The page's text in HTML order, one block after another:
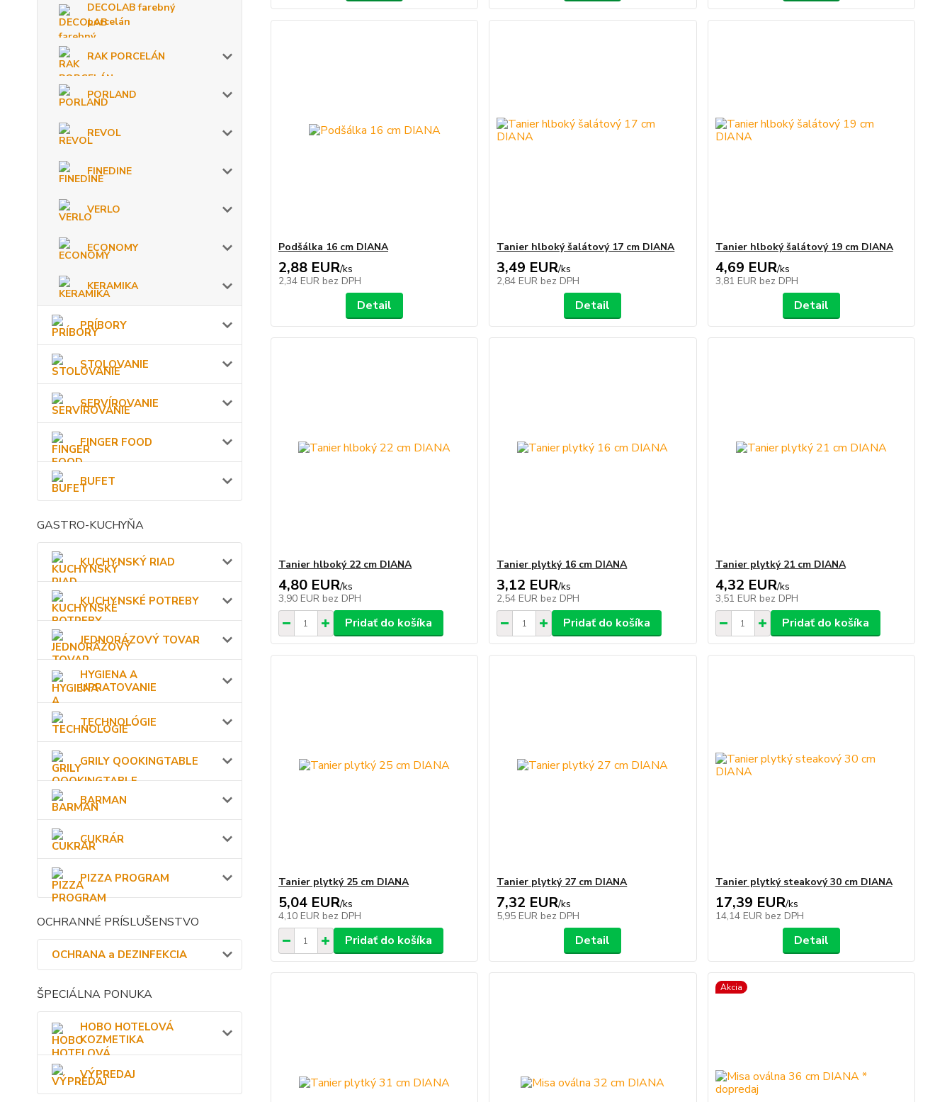
DECOLAB farebný
porcelán
RAK PORCELÁN
PORLAND
REVOL
FINEDINE
VERLO
ECONOMY
KERAMIKA
PRÍBORY
STOLOVANIE
SERVÍROVANIE
FINGER FOOD
BUFET
GASTRO-KUCHYŇA
KUCHYNSKÝ RIAD
KUCHYNSKÉ POTREBY
JEDNORÁZOVÝ TOVAR
HYGIENA A
UPRATOVANIE
TECHNOLÓGIE
GRILY QOOKINGTABLE
BARMAN
CUKRÁR
PIZZA PROGRAM
OCHRANNÉ PRÍSLUŠENSTVO
OCHRANA a DEZINFEKCIA
ŠPECIÁLNA PONUKA
HOBO HOTELOVÁ
KOZMETIKA
VÝPREDAJ
Podšálka 16 cm DIANA
2,88 EUR/ks
2,34 EUR bez DPH
Detail
Tanier hlboký šalátový 17 cm DIANA
3,49 EUR/ks
2,84 EUR bez DPH
Detail
Tanier hlboký šalátový 19 cm DIANA
4,69 EUR/ks
3,81 EUR bez DPH
Detail
Tanier hlboký 22 cm DIANA
4,80 EUR/ks
3,90 EUR bez DPH
Pridať do košíka
Tanier plytký 16 cm DIANA
3,12 EUR/ks
2,54 EUR bez DPH
Pridať do košíka
Tanier plytký 21 cm DIANA
4,32 EUR/ks
3,51 EUR bez DPH
Pridať do košíka
Tanier plytký 25 cm DIANA
5,04 EUR/ks
4,10 EUR bez DPH
Pridať do košíka
Tanier plytký 27 cm DIANA
7,32 EUR/ks
5,95 EUR bez DPH
Detail
Tanier plytký steakový 30 cm DIANA
17,39 EUR/ks
14,14 EUR bez DPH
Detail
Akcia